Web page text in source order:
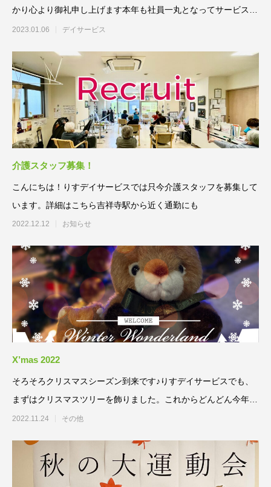
かり心より御礼申し上げます本年も社員一丸となってサービス向
上に精励する所
2023.01.06 デイサービス
介護スタッフ募集！
こんにちは！りすデイサービスでは只今介護スタッフを募集して
います。詳細はこちら吉祥寺駅から近く通勤にも
2022.12.12 お知らせ
X’mas 2022
そろそろクリスマスシーズン到来です♪りすデイサービスでも、
まずはクリスマスツリーを飾りました。これからどんどん今年も
クリスマスモー
2022.11.24 その他